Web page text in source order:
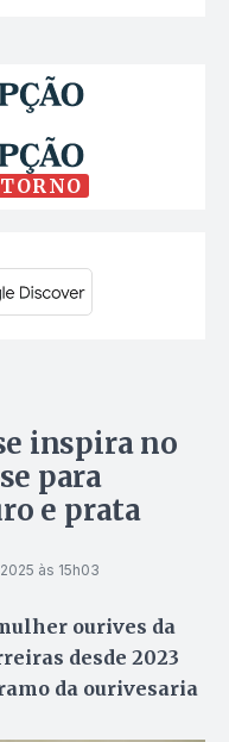
inspira no
para
e prata
às 15h03
ourives da
desde 2023
da ourivesaria